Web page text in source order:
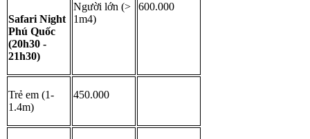
Safari Night
Phú Quốc
(20h30 -
21h30)
Người lớn (>
1m4)
600.000
Trẻ em (1-
1.4m)
450.000